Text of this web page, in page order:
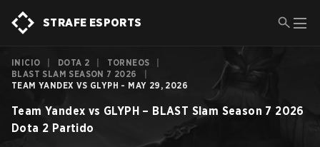
STRAFE ESPORTS
INICIO DOTA 2 TORNEOS
BLAST SLAM SEASON 7 2026
TEAM YANDEX VS GLYPH - MAY 29, 2026
Team Yandex vs GLYPH – BLAST Slam Season 7 2026
Dota 2 Partido